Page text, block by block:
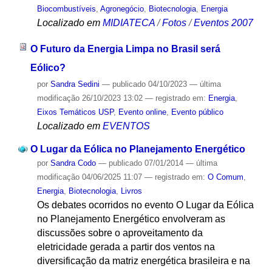
Biocombustíveis Agronegócio, Biotecnologia, Energia
Localizado em MIDIATECA /Fotos /Eventos 2007
O Futuro da Energia Limpa no Brasil será
Eólico?
por Sandra Sedini — publicado04/10/2023 — última
modificação26/10/2023 13:02 — registrado em: Energia,
Eixos Temáticos USP, Evento online, Evento público
Localizado em EVENTOS
O Lugar da Eólica no Planejamento Energético
por Sandra Codo — publicado07/01/2014 — última
modificação04/06/2025 11:07 — registrado em: O Comum,
Energia, Biotecnologia, Livros
Os debates ocorridos no evento O Lugar da Eólica
no Planejamento Energético envolveram as
discussões sobre o aproveitamento da
eletricidade gerada a partir dos ventos na
diversificação da matriz energética brasileira e na